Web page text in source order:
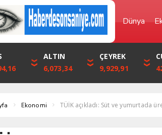
Dünya
EURO
53,3001
STERLİN
61,7411
ALTIN
6,073,34
ÇEYREK
9,929,91
Ekonomi TÜİK açıkladı: Süt ve yumurtada